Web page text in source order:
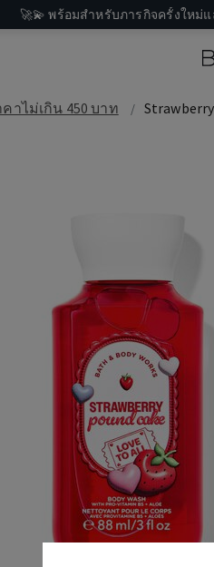
🚀💫 พร้อมสำหรับภารกิจครั้งให
าไม่เกิน 450 บาท